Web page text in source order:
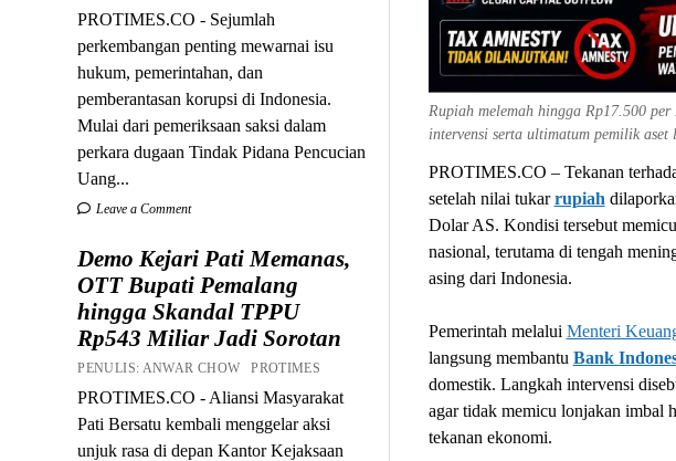
PROTIMES.CO - Sejumlah
perkembangan penting mewarnai isu
hukum, pemerintahan, dan
pemberantasan korupsi di Indonesia.
Mulai dari pemeriksaan saksi dalam
perkara dugaan Tindak Pidana Pencucian
Uang...
Leave a Comment
Demo Kejari Pati Memanas,
OTT Bupati Pemalang
hingga Skandal TPPU
Rp543 Miliar Jadi Sorotan
PENULIS: ANWAR CHOW PROTIMES
PROTIMES.CO - Aliansi Masyarakat
Pati Bersatu kembali menggelar aksi
unjuk rasa di depan Kantor Kejaksaan
Rupiah melemah hingga Rp17.500
intervensi serta ultimatum pemilik aset
PROTIMES.CO – Tekanan
setelah nilai tukarrupiah
Dolar AS. Kondisi tersebut
nasional, terutama di tengah
asing dari Indonesia.
Pemerintah melalui Menteri
langsung membantu Bank
domestik. Langkah intervensi
agar tidak memicu lonjakan imbal
tekanan ekonomi.